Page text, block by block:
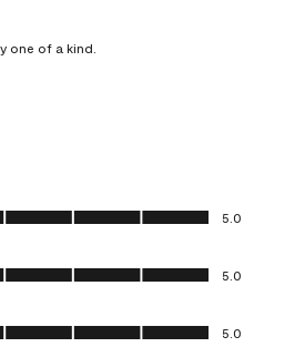
one of a kind.
out of 5
5.0
out of 5
5.0
out of 5
5.0